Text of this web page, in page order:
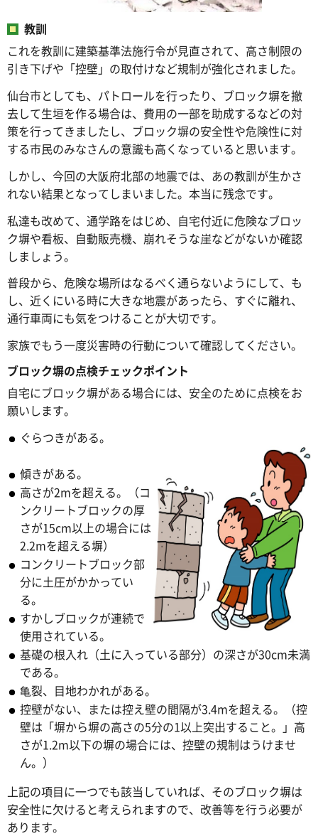
教訓
これを教訓に建築基準法施行令が見直されて、高さ制限の
引き下げや「控壁」の取付けなど規制が強化されました。
仙台市としても、パトロールを行ったり、ブロック塀を撤
去して生垣を作る場合は、費用の一部を助成するなどの対
策を行ってきましたし、ブロック塀の安全性や危険性に対
する市民のみなさんの意識も高くなっていると思います。
しかし、今回の大阪府北部の地震では、あの教訓が生かさ
れない結果となってしまいました。本当に残念です。
私達も改めて、通学路をはじめ、自宅付近に危険なブロッ
ク塀や看板、自動販売機、崩れそうな崖などがないか確認
しましょう。
普段から、危険な場所はなるべく通らないようにして、も
し、近くにいる時に大きな地震があったら、すぐに離れ、
通行車両にも気をつけることが大切です。
家族でもう一度災害時の行動について確認してください。
ブロック塀の点検チェックポイント
自宅にブロック塀がある場合には、安全のために点検をお
願いします。
ぐらつきがある。
傾きがある。
高さが2mを超える。（コ
ンクリートブロックの厚
さが15cm以上の場合には
2.2mを超える塀）
コンクリートブロック部
分に土圧がかかってい
る。
すかしブロックが連続で
使用されている。
基礎の根入れ（土に入っている部分）の深さが30cm未満
である。
亀裂、目地わかれがある。
控壁がない、または控え壁の間隔が3.4mを超える。（控
壁は「塀から塀の高さの5分の1以上突出すること。」高
さが1.2m以下の塀の場合には、控壁の規制はうけませ
ん。）
上記の項目に一つでも該当していれば、そのブロック塀は
安全性に欠けると考えられますので、改善等を行う必要が
あります。